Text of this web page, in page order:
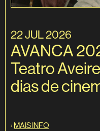
22 JUL 2026
AVANCA
Teatro
dias de
› MAIS INFO